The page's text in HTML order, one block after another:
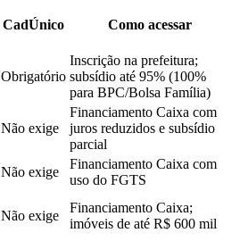
CadÚnico Como acessar
Obrigatório
Inscrição na prefeitura;
subsídio até 95% (100%
para BPC/Bolsa Família)
Não exige
Financiamento Caixa com
juros reduzidos e subsídio
parcial
Não exige
Financiamento Caixa com
uso do FGTS
Não exige
Financiamento Caixa;
imóveis de até R$ 600 mil